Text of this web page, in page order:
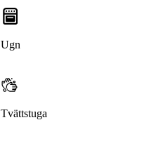
Ugn
Tvättstuga